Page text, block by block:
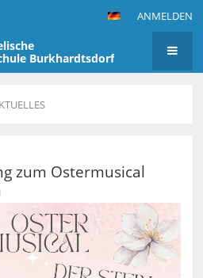
ANMELDEN
Burkhardtsdorf
zum Ostermusical